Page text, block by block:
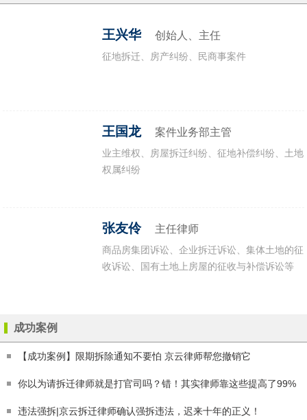
房屋拆迁
商铺拆迁
宅基地拆迁
国有土地征收
王兴华 创始人、主任
征地拆迁、房产纠纷、民商事案件
王国龙 案件业务部主管
业主维权、房屋拆迁纠纷、征地补偿纠纷、土地
权属纠纷
张友伶 主任律师
商品房集团诉讼、企业拆迁诉讼、集体土地的征
收诉讼、国有土地上房屋的征收与补偿诉讼等
成功案例
【成功案例】限期拆除通知不要怕 京云律师帮您撤销它
你以为请拆迁律师就是打官司吗？错！其实律师靠这些提高了99%
违法强拆|京云拆迁律师确认强拆违法，迟来十年的正义！